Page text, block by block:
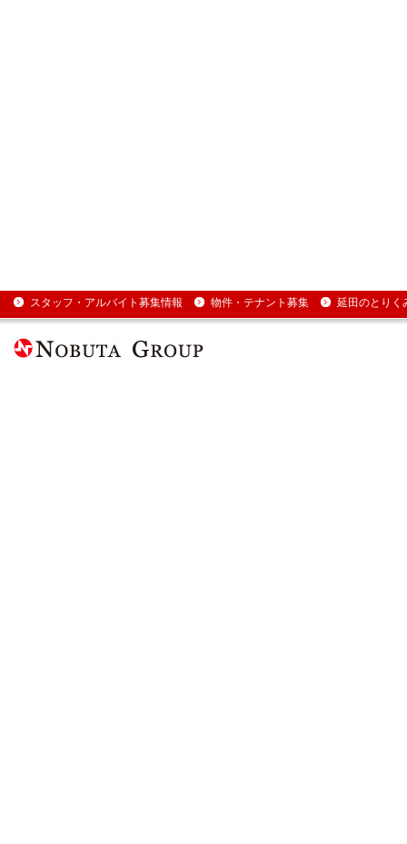
スタッフ・アルバイト募集情報 物件・テナント募集 延田のとりく